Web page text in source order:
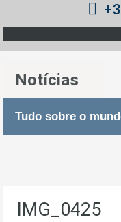
Notícias
Tudo sobre o
IMG_0425